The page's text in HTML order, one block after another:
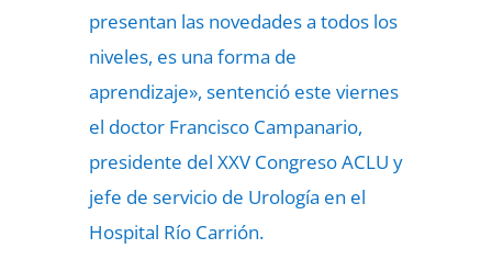
presentan las novedades a todos los
niveles, es una forma de
aprendizaje», sentenció este viernes
el doctor Francisco Campanario,
presidente del XXV Congreso ACLU y
jefe de servicio de Urología en el
Hospital Río Carrión.